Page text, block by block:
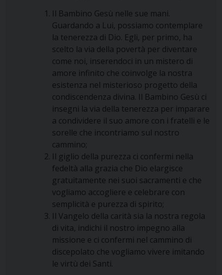
Il Bambino Gesù nelle sue mani.
Guardando a Lui, possiamo contemplare
la tenerezza di Dio. Egli, per primo, ha
scelto la via della povertà per diventare
come noi, inserendoci in un mistero di
amore infinito che coinvolge la nostra
esistenza nel misterioso progetto della
condiscendenza divina. Il Bambino Gesù ci
insegni la via della tenerezza per imparare
a condividere il suo amore con i fratelli e le
sorelle che incontriamo sul nostro
cammino;
Il giglio della purezza ci confermi nella
fedeltà alla grazia che Dio elargisce
gratuitamente nei suoi sacramenti e che
vogliamo accogliere e celebrare con
semplicità e purezza di spirito;
Il Vangelo della carità sia la nostra regola
di vita, indichi il nostro impegno alla
missione e ci confermi nel cammino di
discepolato che vogliamo vivere imitando
le virtù dei Santi.